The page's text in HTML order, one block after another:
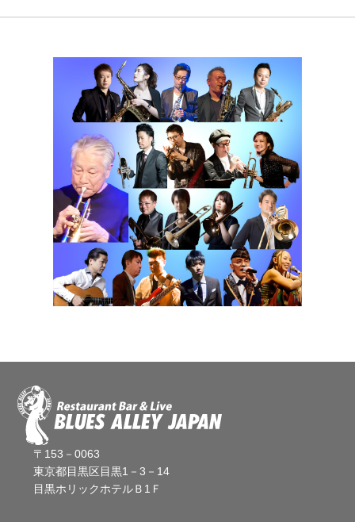
〒153－0063
東京都目黒区目黒1－3－14
目黒ホリックホテルＢ1Ｆ